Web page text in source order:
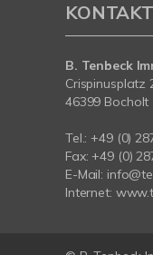
KONTAKT
B. Tenbeck
Crispinusplatz
46399 Bocholt
Tel.: +49 (0)
Fax: +49 (0)
E-Mail:
Internet: